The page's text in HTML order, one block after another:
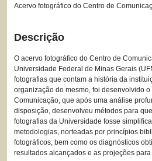
Acervo fotográfico do Centro de
Descrição
O acervo fotográfico do Centro de
Universidade Federal de Minas Gerais
fotografias que contam a história da
organização do mesmo, foi desenvolvido
Comunicação, que após uma análise
disposição, desenvolveu métodos para
fotografias da Universidade fosse
metodologias, norteadas por princípios
fotográficos, bem como os diagnósticos
resultados alcançados e as projeções